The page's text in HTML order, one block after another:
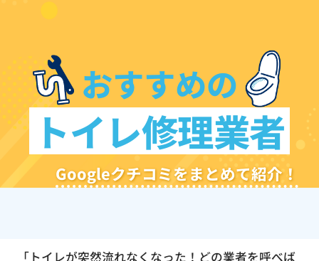
おすすめの
トイレ修理業者
Googleクチコミをまとめて紹介！
「トイレが突然流れなくなった！どの業者を呼べば